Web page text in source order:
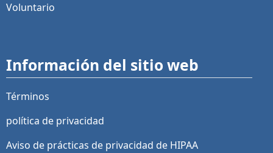
Voluntario
Información del sitio web
Términos
política de privacidad
Aviso de prácticas de privacidad de HIPAA